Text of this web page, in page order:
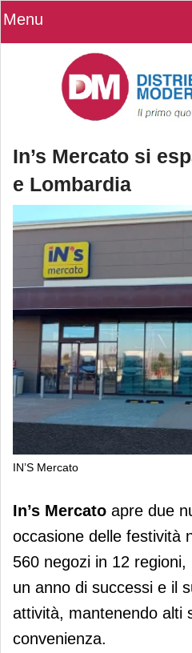
Menu
In’s Mercato si
e Lombardia
IN’S Mercato
In’s Mercato si
Lombardia
In’s Mercato apre due
occasione delle festività
560 negozi in 12 regioni,
un anno di successi e il
attività, mantenendo alti
convenienza.